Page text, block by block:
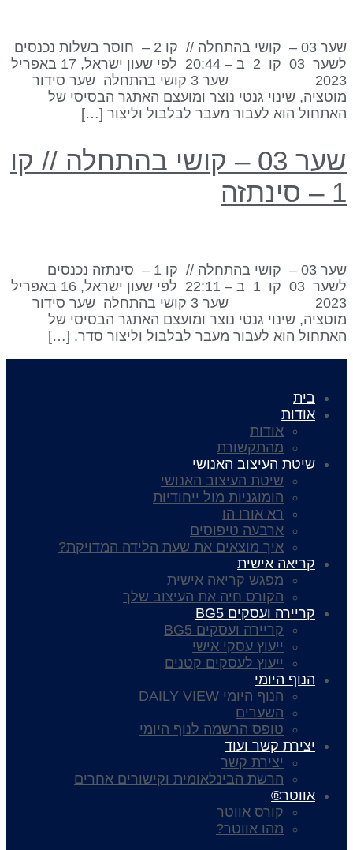
שער 03 – קושי בהתחלה // קו 2 – חוסר בשלות נכנסים
לשער 03 קו 2 ב – 20:44 לפי שעון ישראל, 17 באפריל
2023 שער 3 קושי בהתחלה שער סידור
שינוי גנטי נוצר ומועצם האתגר הבסיסי של
הוא לעבור מעבר לבלבול וליצור […]
שער 03 – קושי בהתחלה // קו
שער 03 – קושי בהתחלה // קו 1 – סינתזה נכנסים
לשער 03 קו 1 ב – 22:11 לפי שעון ישראל, 16 באפריל
2023 שער 3 קושי בהתחלה שער סידור
שינוי גנטי נוצר ומועצם האתגר הבסיסי של
הוא לעבור מעבר לבלבול וליצור סדר. […]
בית
אודות
אודות
מהתקשורת
שיטת העיצוב האנושי
שיטת העיצוב האנושי
הומוגניות מול ייחודיות
רא אורו הו
ארבעה טיפוסים
איך מוצאים את שעת הלידה המדויקת?
קריאה אישית
מפגש קריאה אישית
הקורס חיה את העיצוב שלך
קריירה ועסקים BG5
קריירה ועסקים BG5
ייעוץ עסקי אישי
ייעוץ לעסקים קטנים
הנוף היומי
הנוף היומי DAILY VIEW
השערים
טופס הרשמה לנוף היומי
יצירת קשר ועוד
יצירת קשר
הרשת הבינלאומית וקישורים אחרים
אווטר®
קורס אווטר
מהו אווטר?